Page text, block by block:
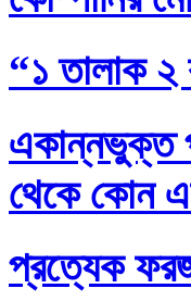
“১ তালাক ২
একান্নভুক্ত
থেকে কোন
প্রত্যেক